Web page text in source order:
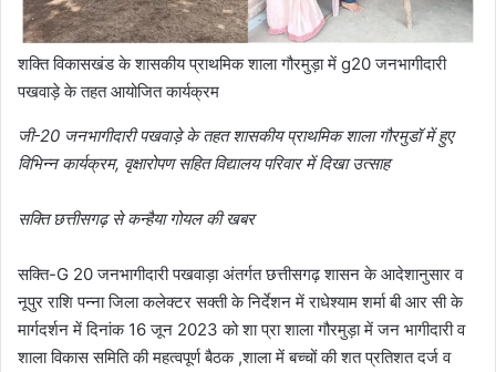
शक्ति विकासखंड के शासकीय प्राथमिक शाला गौरमुड़ा में g20 जनभागीदारी
पखवाड़े के तहत आयोजित कार्यक्रम
जी-20 जनभागीदारी पखवाड़े के तहत शासकीय प्राथमिक शाला गौरमुडॉ में हुए
विभिन्न कार्यक्रम, वृक्षारोपण सहित विद्यालय परिवार में दिखा उत्साह
सक्ति छत्तीसगढ़ से कन्हैया गोयल की खबर
सक्ति-G 20 जनभागीदारी पखवाड़ा अंतर्गत छत्तीसगढ़ शासन के आदेशानुसार व
नूपुर राशि पन्ना जिला कलेक्टर सक्ती के निर्देशन में राधेश्याम शर्मा बी आर सी के
मार्गदर्शन में दिनांक 16 जून 2023 को शा प्रा शाला गौरमुड़ा में जन भागीदारी व
शाला विकास समिति की महत्वपूर्ण बैठक ,शाला में बच्चों की शत प्रतिशत दर्ज व